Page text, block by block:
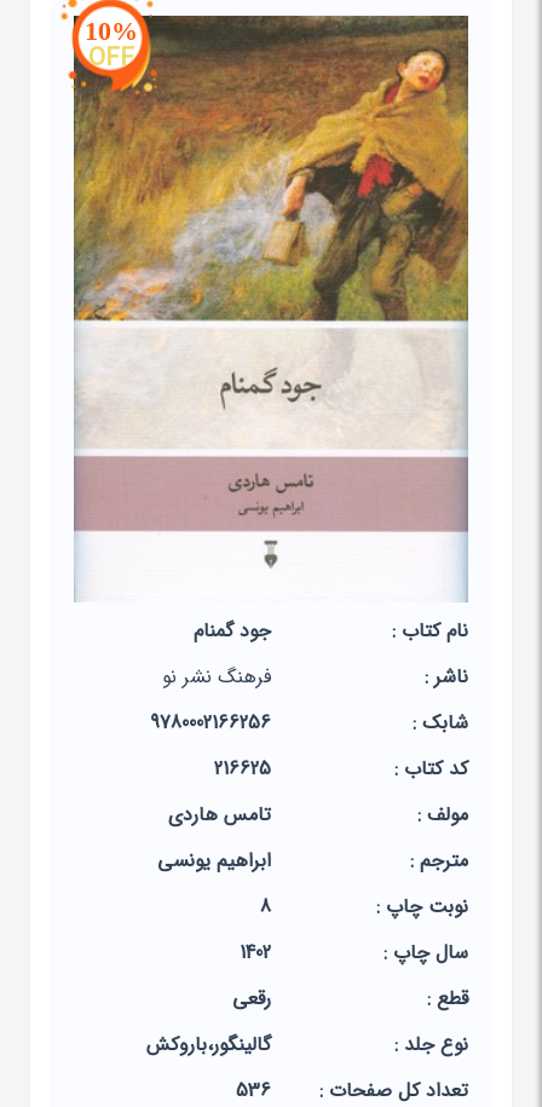
10%
OFF
نام کتاب :
جود گمنام
ناشر :
فرهنگ نشر نو
شابک :
9780002166256
کد کتاب :
216625
مولف :
تامس هاردی
مترجم :
ابراهیم یونسی
نوبت چاپ :
8
سال چاپ :
1402
قطع :
رقعی
نوع جلد :
گالینگور،باروکش
تعداد کل صفحات :
536